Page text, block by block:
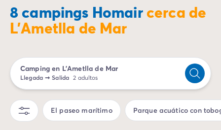
Camping Landas
Camping Biscarrosse
Camping Pirineos-Atlánticos
Camping Bretaña
Camping Córcega
Camping Grand Est
Camping Alsacia
Camping Languedoc-Rosellón
Camping Pirineos-Orientales
8 campings Homair cerca de
L’Ametlla de Mar
Camping en L’Ametlla de Mar
Llegada ➞ Salida 2 adultos
El paseo marítimo Parque acuático con